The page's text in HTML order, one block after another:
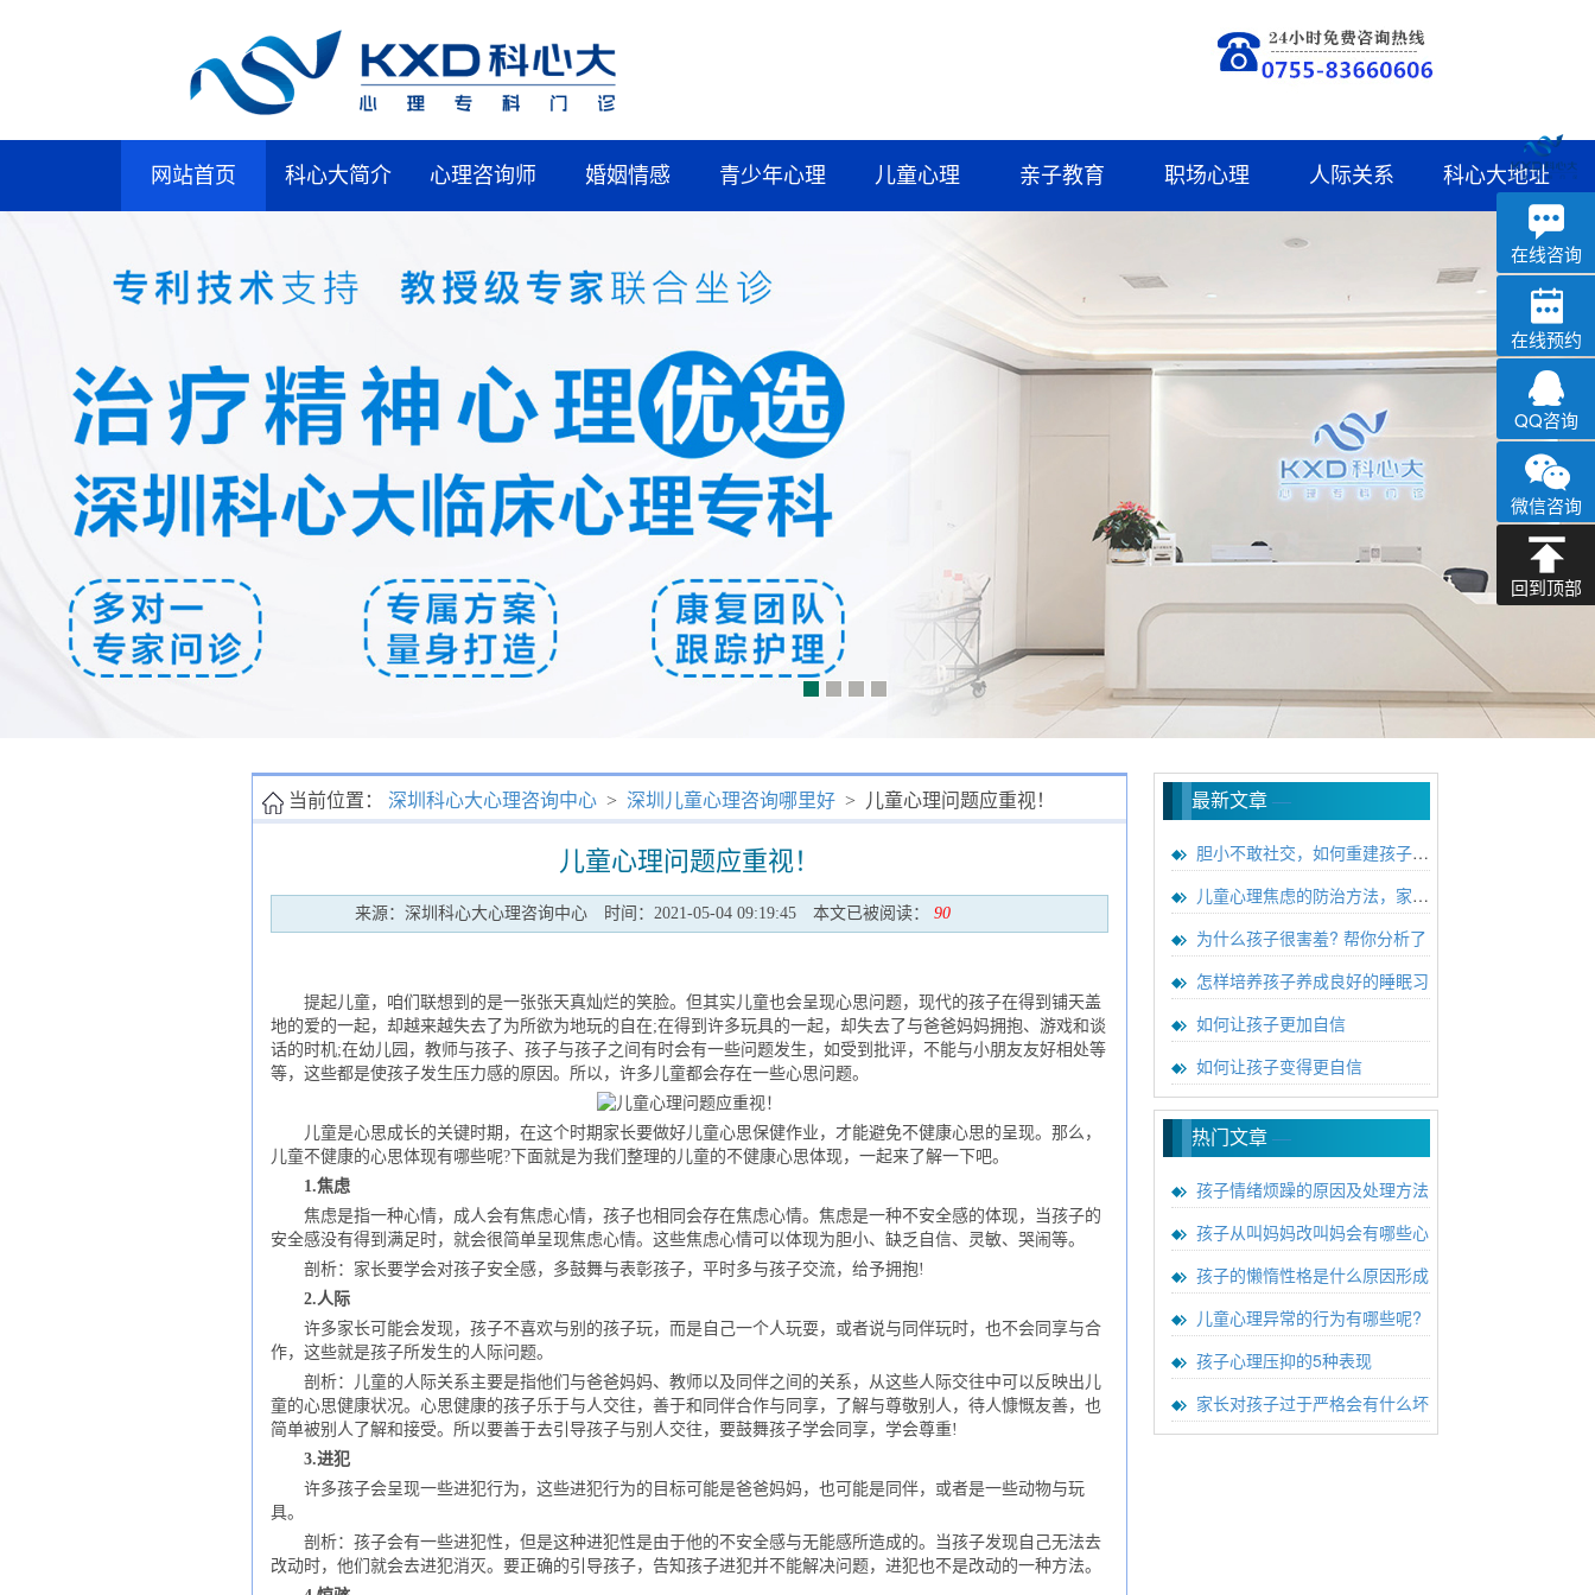
网站首页 科心大简介 心理咨询师 婚姻情感 青少年心理 儿童心理 亲子教育 职场心理 人际关系 科心大地址
当前位置： 深圳科心大心理咨询中心 > 深圳儿童心理咨询哪里好 > 儿童心理问题应重视！
儿童心理问题应重视！
来源：深圳科心大心理咨询中心 时间：2021-05-04 09:19:45 本文已被阅读： 90
提起儿童，咱们联想到的是一张张天真灿烂的笑脸。但其实儿童也会呈现心思问题，现代的孩子在得到铺天盖
地的爱的一起，却越来越失去了为所欲为地玩的自在;在得到许多玩具的一起，却失去了与爸爸妈妈拥抱、游戏和谈
话的时机;在幼儿园，教师与孩子、孩子与孩子之间有时会有一些问题发生，如受到批评，不能与小朋友友好相处等
等，这些都是使孩子发生压力感的原因。所以，许多儿童都会存在一些心思问题。
儿童是心思成长的关键时期，在这个时期家长要做好儿童心思保健作业，才能避免不健康心思的呈现。那么，
儿童不健康的心思体现有哪些呢?下面就是为我们整理的儿童的不健康心思体现，一起来了解一下吧。
1.焦虑
焦虑是指一种心情，成人会有焦虑心情，孩子也相同会存在焦虑心情。焦虑是一种不安全感的体现，当孩子的
安全感没有得到满足时，就会很简单呈现焦虑心情。这些焦虑心情可以体现为胆小、缺乏自信、灵敏、哭闹等。
剖析：家长要学会对孩子安全感，多鼓舞与表彰孩子，平时多与孩子交流，给予拥抱!
2.人际
许多家长可能会发现，孩子不喜欢与别的孩子玩，而是自己一个人玩耍，或者说与同伴玩时，也不会同享与合
作，这些就是孩子所发生的人际问题。
剖析：儿童的人际关系主要是指他们与爸爸妈妈、教师以及同伴之间的关系，从这些人际交往中可以反映出儿
童的心思健康状况。心思健康的孩子乐于与人交往，善于和同伴合作与同享，了解与尊敬别人，待人慷慨友善，也
简单被别人了解和接受。所以要善于去引导孩子与别人交往，要鼓舞孩子学会同享，学会尊重!
3.进犯
许多孩子会呈现一些进犯行为，这些进犯行为的目标可能是爸爸妈妈，也可能是同伴，或者是一些动物与玩
具。
剖析：孩子会有一些进犯性，但是这种进犯性是由于他的不安全感与无能感所造成的。当孩子发现自己无法去
改动时，他们就会去进犯消灭。要正确的引导孩子，告知孩子进犯并不能解决问题，进犯也不是改动的一种方法。
最新文章—
胆小不敢社交，如何重建孩子心理
儿童心理焦虑的防治方法，家长必
为什么孩子很害羞? 帮你分析了
怎样培养孩子养成良好的睡眠习
如何让孩子更加自信
如何让孩子变得更自信
热门文章—
孩子情绪烦躁的原因及处理方法
孩子从叫妈妈改叫妈会有哪些心
孩子的懒惰性格是什么原因形成
儿童心理异常的行为有哪些呢?
孩子心理压抑的5种表现
家长对孩子过于严格会有什么坏
深科
心理咨询
在线咨询
在线预约
QQ咨询
微信咨询
回到顶部